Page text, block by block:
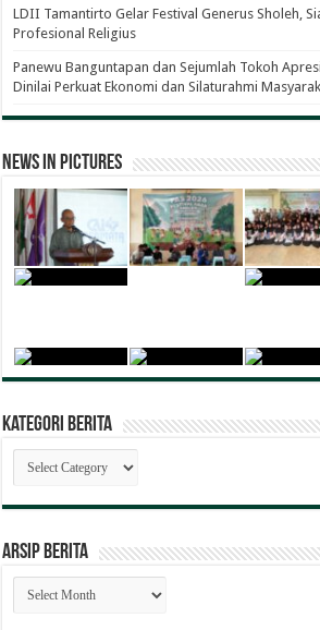
LDII Tamantirto Gelar Festival Generus Sholeh,
Profesional Religius
Panewu Banguntapan dan Sejumlah Tokoh
Dinilai Perkuat Ekonomi dan Silaturahmi
News in Pictures
Kategori Berita
Kategori
Berita
ARSIP BERITA
ARSIP
BERITA